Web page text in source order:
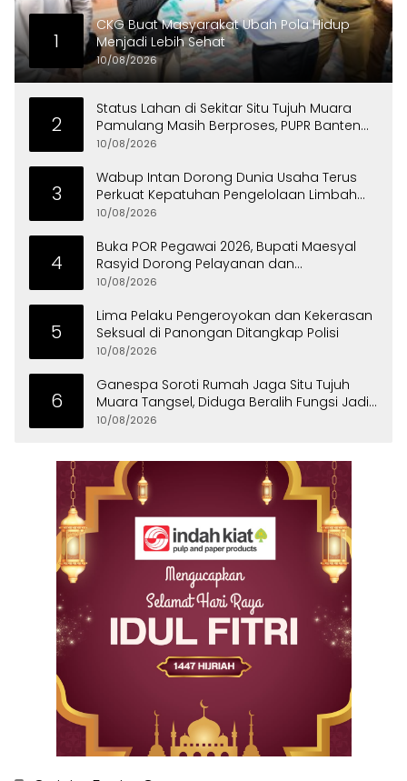
1
CKG Buat Masyarakat Ubah Pola Hidup
Menjadi Lebih Sehat
10/08/2026
2
Status Lahan di Sekitar Situ Tujuh Muara
Pamulang Masih Berproses, PUPR Banten
Minta Libatkan BPN
10/08/2026
3
Wabup Intan Dorong Dunia Usaha Terus
Perkuat Kepatuhan Pengelolaan Limbah
Domestik
10/08/2026
4
Buka POR Pegawai 2026, Bupati Maesyal
Rasyid Dorong Pelayanan dan
Kekompakan ASN
10/08/2026
5
Lima Pelaku Pengeroyokan dan Kekerasan
Seksual di Panongan Ditangkap Polisi
10/08/2026
6
Ganespa Soroti Rumah Jaga Situ Tujuh
Muara Tangsel, Diduga Beralih Fungsi Jadi
Tempat Usaha
10/08/2026